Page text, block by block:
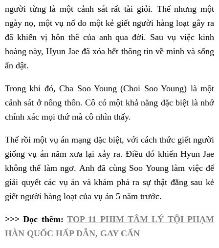
người từng là một cảnh sát rất tài giỏi. Thế nhưng một
ngày nọ, một vụ nổ do một kẻ giết người hàng loạt gây ra
đã khiến vị hôn thê của anh qua đời. Sau vụ việc kinh
hoàng này, Hyun Jae đã xóa hết thông tin về mình và sống
ẩn dật.
Trong khi đó, Cha Soo Young (Choi Soo Young) là một
cảnh sát ở nông thôn. Cô có một khả năng đặc biệt là nhớ
chính xác mọi thứ mà cô nhìn thấy.
Thế rồi một vụ án mạng đặc biệt, với cách thức giết người
giống vụ án năm xưa lại xảy ra. Điều đó khiến Hyun Jae
không thể làm ngơ. Anh đã cùng Soo Young làm việc để
giải quyết các vụ án và khám phá ra sự thật đằng sau kẻ
giết người hàng loạt của vụ án 5 năm trước.
>>> Đọc thêm: TOP 11 PHIM TÂM LÝ TỘI PHẠM
HÀN QUỐC HẤP DẪN, GAY CẤN